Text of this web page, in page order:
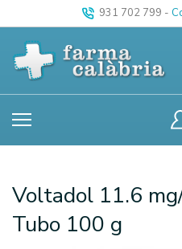
931 702 799 -
Voltadol 11.6
Tubo 100 g